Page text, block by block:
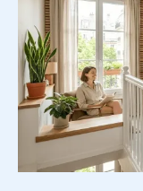
limite
entre
sol
et
mobilier